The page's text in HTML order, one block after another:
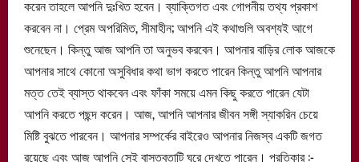
করেন তাহলে আপনি দুঃখিত হবেন। ব্যাক্তিগত এবং গোপনীয় তথ্য প্রকাশ
করবেন না। প্রেম অপরিমিত, সীমাহীন; আপনি এই কথাগুলি অবশ্যই আগে
শুনেছেন। কিন্তু আজ আপনি তা অনুভব করবেন। আপনার বাড়ির লোক আজকে
আপনার সাথে কোনো অসুবিধার কথা ভাগ করতে পারেন কিন্তু আপনি আপনার
মত্ত তেই ব্যাস্ত থাকবেন এবং ফাঁকা সময়ে এমন কিছু করতে পারেন যেটা
আপনি করতে পছন্দ করেন। আজ, আপনি আপনার জীবন সঙ্গী স্যাকরিন চেয়ে
মিষ্টি বুঝতে পারবেন। আপনার সম্পর্কের বাইরেও আপনার নিজস্ব একটি জগত
রয়েছে এবং আজ আপনি সেই বাস্তবতাটি ঘুরে দেখতে পারেন। প্রতিকার :-